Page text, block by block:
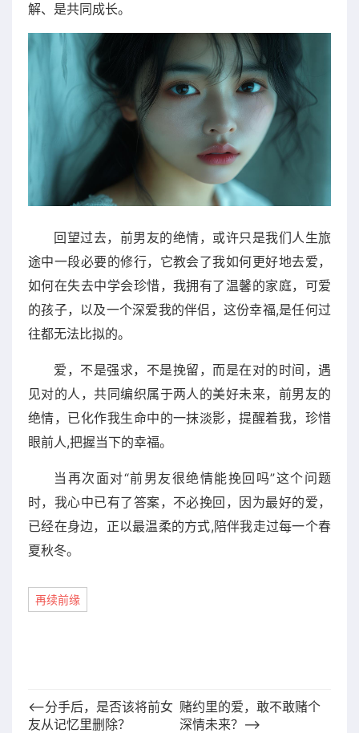
解、是共同成长。
回望过去，前男友的绝情，或许只是我们人生旅
途中一段必要的修行，它教会了我如何更好地去爱，
如何在失去中学会珍惜，我拥有了温馨的家庭，可爱
的孩子，以及一个深爱我的伴侣，这份幸福,是任何过
往都无法比拟的。
爱，不是强求，不是挽留，而是在对的时间，遇
见对的人，共同编织属于两人的美好未来，前男友的
绝情，已化作我生命中的一抹淡影，提醒着我，珍惜
眼前人,把握当下的幸福。
当再次面对“前男友很绝情能挽回吗”这个问题
时，我心中已有了答案，不必挽回，因为最好的爱，
已经在身边，正以最温柔的方式,陪伴我走过每一个春
夏秋冬。
再续前缘
⟵分手后，是否该将前女
友从记忆里删除？
赌约里的爱，敢不敢赌个
深情未来？⟶